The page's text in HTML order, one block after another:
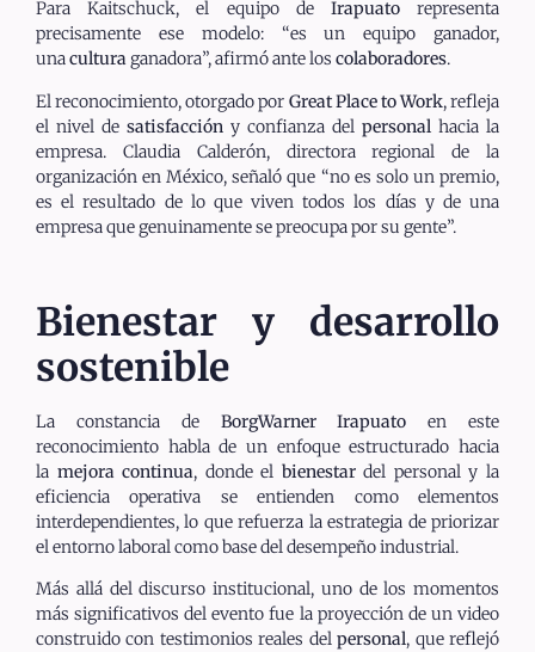
Para Kaitschuck, el equipo de Irapuatorepresenta
precisamente ese modelo: “es un equipo ganador,
unacultura ganadora”, afirmó ante los colaboradores.
El reconocimiento, otorgado por Great Place to Work, refleja
el nivel de satisfacción y confianza del personal hacia la
empresa. Claudia Calderón, directora regional de la
organización en México, señaló que “no es solo un premio,
es el resultado de lo que viven todos los días y de una
empresa que genuinamente se preocupa por su gente”.
Bienestar y desarrollo
sostenible
La constancia de BorgWarner Irapuato en este
reconocimiento habla de un enfoque estructurado hacia
la mejora continua, donde el bienestardel personal y la
eficiencia operativa se entienden como elementos
interdependientes, lo que refuerza la estrategia de priorizar
el entorno laboral como base del desempeño industrial.
Más allá del discurso institucional, uno de los momentos
más significativos del evento fue la proyección de un video
construido con testimonios reales delpersonal, que reflejó